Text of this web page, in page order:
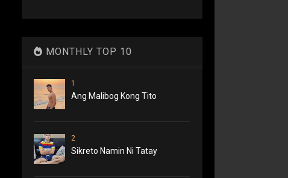
MONTHLY TOP 10
1
Ang Malibog Kong Tito
2
Sikreto Namin Ni Tatay